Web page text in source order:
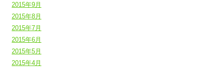
2015年9月
2015年8月
2015年7月
2015年6月
2015年5月
2015年4月